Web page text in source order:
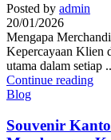
Posted by admin
20/01/2026
Mengapa
Kepercayaan Klien
utama dalam setiap
Continue reading
Blog
Souvenir